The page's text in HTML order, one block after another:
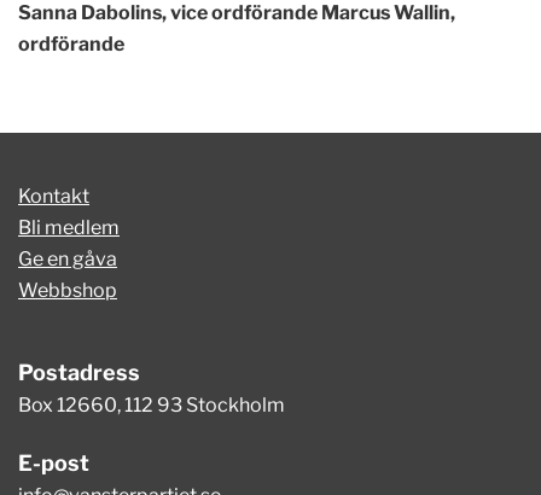
Sanna Dabolins, vice ordförande Marcus Wallin,
ordförande
Kontakt
Bli medlem
Ge en gåva
Webbshop
Postadress
Box 12660, 112 93 Stockholm
E-post